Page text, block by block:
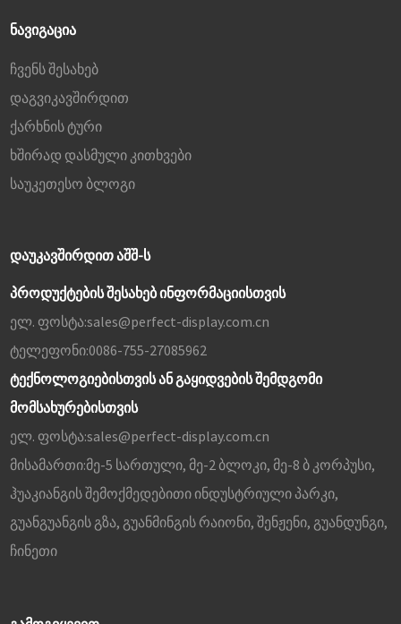
ᲜᲐᲕᲘᲒᲐᲪᲘᲐ
ჩვენს შესახებ
დაგვიკავშირდით
ქარხნის ტური
ხშირად დასმული კითხვები
საუკეთესო ბლოგი
ᲓᲐᲣᲙᲐᲕᲨᲘᲠᲓᲘᲗ ᲐᲨᲨ-Ს
პროდუქტების შესახებ ინფორმაციისთვის
ელ. ფოსტა:sales@perfect-display.com.cn
ტელეფონი:0086-755-27085962
ტექნოლოგიებისთვის ან გაყიდვების შემდგომი
მომსახურებისთვის
ელ. ფოსტა:sales@perfect-display.com.cn
მისამართი:მე-5 სართული, მე-2 ბლოკი, მე-8 ბ კორპუსი,
ჰუაკიანგის შემოქმედებითი ინდუსტრიული პარკი,
გუანგუანგის გზა, გუანმინგის რაიონი, შენჟენი, გუანდუნგი,
ჩინეთი